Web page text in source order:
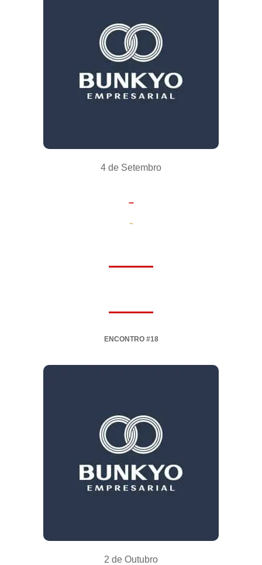
4 de Setembro
–
-
ENCONTRO #18
2 de Outubro